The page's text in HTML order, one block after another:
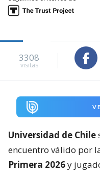
3308
visitas
Universidad de Chile
encuentro válido por
Primera 2026y